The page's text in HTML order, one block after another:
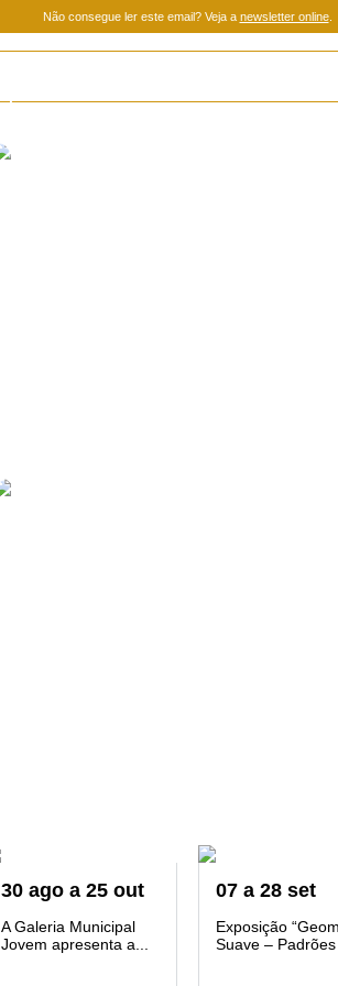
Não consegue ler este email? Veja a newsletter online.
30 ago a 25 out
A Galeria Municipal
Jovem apresenta a...
07 a 28 set
Exposição
Suave – Padrões